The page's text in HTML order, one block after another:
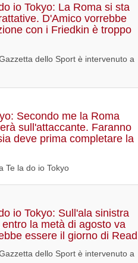
io Tokyo: La Roma si sta
D'Amico vorrebbe
con i Friedkin è troppo
dello Sport è intervenuto a
Secondo me la Roma
sull'attaccante. Faranno
deve prima completare la
Te la do io Tokyo
io Tokyo: Sull'ala sinistra
la metà di agosto va
essere il giorno di Read
dello Sport è intervenuto a